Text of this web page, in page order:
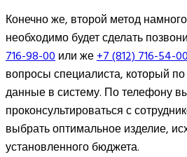
Конечно же, второй метод
необходимо будет сделать
716-98-00или же+7 (812) 716-54-
вопросы специалиста, который
данные в систему. По телефону
проконсультироваться с
выбрать оптимальное изделие,
установленного бюджета.